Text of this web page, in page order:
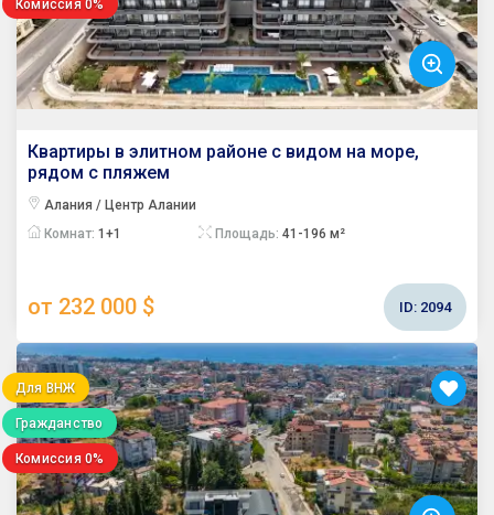
Комиссия 0%
Квартиры в элитном районе с видом на море,
рядом с пляжем
Алания / Центр Алании
Комнат: 1+1 Площадь: 41-196 м²
от 232 000 $ ID: 2094
Для ВНЖ
Гражданство
Комиссия 0%